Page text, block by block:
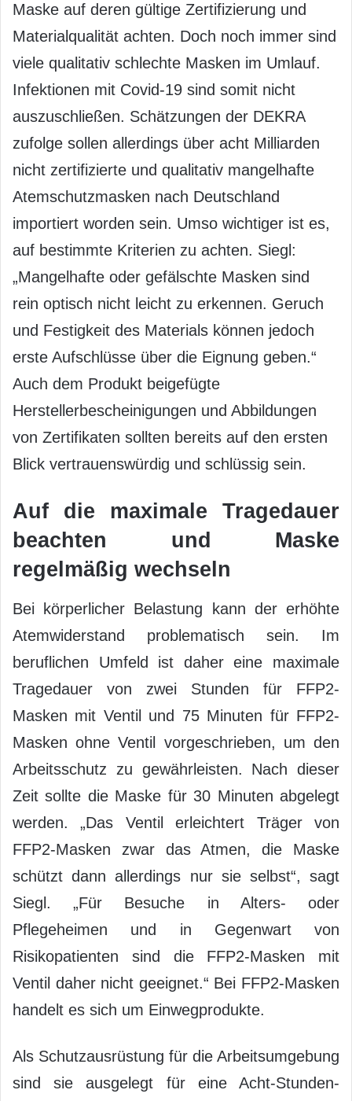
Maske auf deren gültige Zertifizierung und
Materialqualität achten. Doch noch immer sind
viele qualitativ schlechte Masken im Umlauf.
Infektionen mit Covid-19 sind somit nicht
auszuschließen. Schätzungen der DEKRA
zufolge sollen allerdings über acht Milliarden
nicht zertifizierte und qualitativ mangelhafte
Atemschutzmasken nach Deutschland
importiert worden sein. Umso wichtiger ist es,
auf bestimmte Kriterien zu achten. Siegl:
„Mangelhafte oder gefälschte Masken sind
rein optisch nicht leicht zu erkennen. Geruch
und Festigkeit des Materials können jedoch
erste Aufschlüsse über die Eignung geben.“
Auch dem Produkt beigefügte
Herstellerbescheinigungen und Abbildungen
von Zertifikaten sollten bereits auf den ersten
Blick vertrauenswürdig und schlüssig sein.
Auf die maximale Tragedauer
beachten und Maske
regelmäßig wechseln
Bei körperlicher Belastung kann der erhöhte
Atemwiderstand problematisch sein. Im
beruflichen Umfeld ist daher eine maximale
Tragedauer von zwei Stunden für FFP2-
Masken mit Ventil und 75 Minuten für FFP2-
Masken ohne Ventil vorgeschrieben, um den
Arbeitsschutz zu gewährleisten. Nach dieser
Zeit sollte die Maske für 30 Minuten abgelegt
werden. „Das Ventil erleichtert Träger von
FFP2-Masken zwar das Atmen, die Maske
schützt dann allerdings nur sie selbst“, sagt
Siegl. „Für Besuche in Alters- oder
Pflegeheimen und in Gegenwart von
Risikopatienten sind die FFP2-Masken mit
Ventil daher nicht geeignet.“ Bei FFP2-Masken
handelt es sich um Einwegprodukte.
Als Schutzausrüstung für die Arbeitsumgebung
sind sie ausgelegt für eine Acht-Stunden-